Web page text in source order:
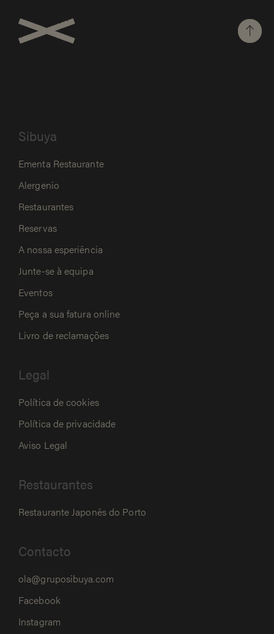
Sibuya
Ementa Restaurante
Alergenio
Restaurantes
Reservas
A nossa esperiência
Junte-se à equipa
Eventos
Peça a sua fatura online
Livro de reclamações
Legal
Política de cookies
Política de privacidade
Aviso Legal
Restaurantes
Restaurante Japonês do Porto
Contacto
ola@gruposibuya.com
Facebook
Instagram